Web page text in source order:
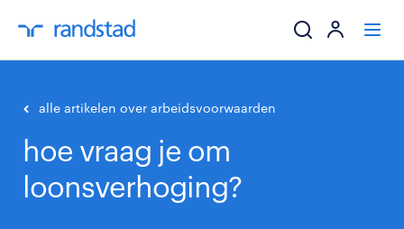
ik zoek een
alle artikelen over arbeidsvoorwaarden
hoe vraag je om
loonsverhoging?